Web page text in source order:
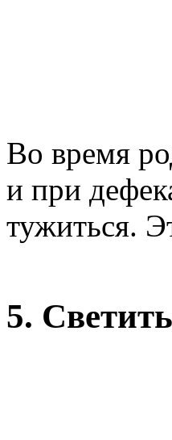
Во время
и при
тужиться.
5.